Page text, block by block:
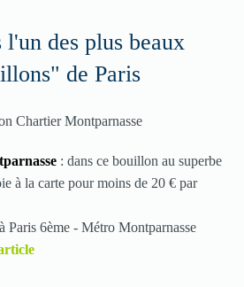
l'un des plus beaux
de Paris
: dans ce bouillon au superbe
à la carte pour moins de 20 € par
Paris 6ème - Métro Montparnasse